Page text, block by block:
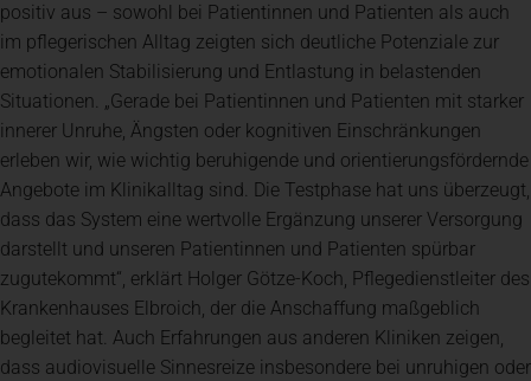
positiv aus – sowohl bei Patientinnen und Patienten als auch
im pflegerischen Alltag zeigten sich deutliche Potenziale zur
emotionalen Stabilisierung und Entlastung in belastenden
Situationen. „Gerade bei Patientinnen und Patienten mit starker
innerer Unruhe, Ängsten oder kognitiven Einschränkungen
erleben wir, wie wichtig beruhigende und orientierungsfördernde
Angebote im Klinikalltag sind. Die Testphase hat uns überzeugt,
dass das System eine wertvolle Ergänzung unserer Versorgung
darstellt und unseren Patientinnen und Patienten spürbar
zugutekommt“, erklärt Holger Götze-Koch, Pflegedienstleiter des
Krankenhauses Elbroich, der die Anschaffung maßgeblich
begleitet hat. Auch Erfahrungen aus anderen Kliniken zeigen,
dass audiovisuelle Sinnesreize insbesondere bei unruhigen oder